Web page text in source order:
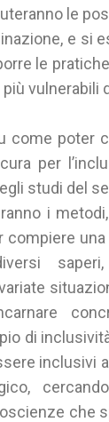
le
e si
le
vulnerabili
come poter
per
studi del
i
compiere
di
inclusivi
che